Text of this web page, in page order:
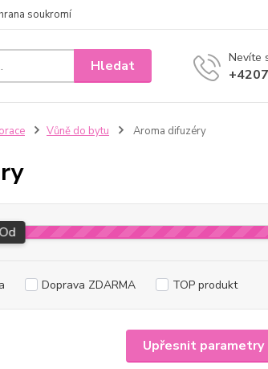
soukromí
Hledat Nevíte
Vůně do bytu Aroma difuzéry
Upřesnit parametry
Od
Doprava ZDARMA TOP produkt